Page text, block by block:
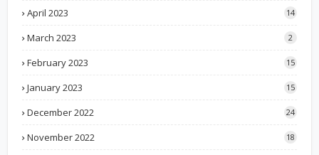
April 2023 14
March 2023 2
February 2023 15
January 2023 15
December 2022 24
November 2022 18